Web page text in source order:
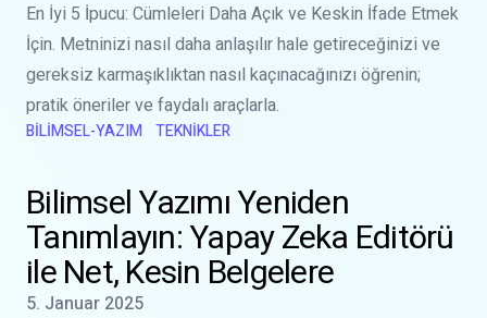
En İyi 5 İpucu: Cümleleri Daha Açık ve Keskin İfade Etmek
İçin. Metninizi nasıl daha anlaşılır hale getireceğinizi ve
gereksiz karmaşıklıktan nasıl kaçınacağınızı öğrenin;
pratik öneriler ve faydalı araçlarla.
BILIMSEL-YAZIM TEKNIKLER
Bilimsel Yazımı Yeniden
Tanımlayın: Yapay Zeka Editörü
ile Net, Kesin Belgelere
Yayınlanma tarihi
5. Januar 2025